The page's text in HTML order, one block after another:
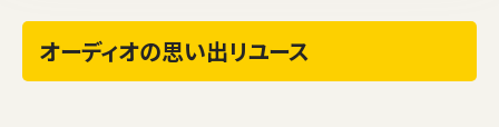
オーディオの思い出リユース